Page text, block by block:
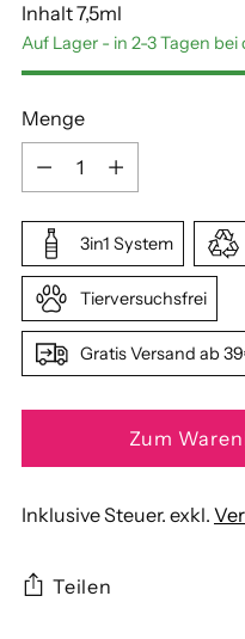
Inhalt 7,5ml
Auf Lager - in 2-3 Tagen bei
Menge
Menge
3in1 System
Tierversuchsfrei
Gratis Versand ab
Zum
Inklusive Steuer. exkl.
Teilen